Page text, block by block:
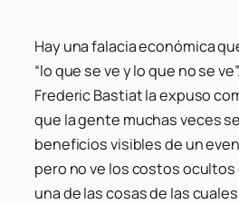
Hay una falacia económica
“lo que se ve y lo que no se
Frederic Bastiat la expuso
que la gente muchas veces
beneficios visibles de un
pero no ve los costos ocultos
una de las cosas de las